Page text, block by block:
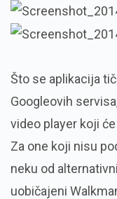
Što se aplikacija
Googleovih
video player koji
Za one koji nisu
neku od
uobičajeni